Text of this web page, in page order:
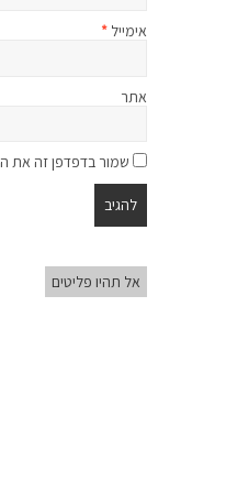
אימייל *
אתר
שמור בדפדפן זה את
אל תהיו פליטים